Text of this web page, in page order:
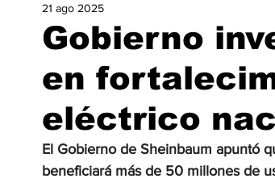
ECONOMÍA MÉXICO
DEPORTES DEPORTES CIENCIA Y
ESTADOS-POLÍTICA ENTRETENIMIENTO
Gobierno
en
eléctrico
21 ago 2025
El Gobierno de Sheinbaum apuntó
beneficiará más de 50 millones de